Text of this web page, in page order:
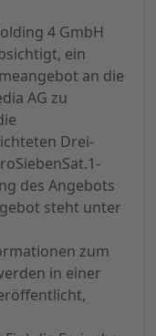
4 GmbH
ein
an die
AG zu
Drei-
des Angebots
steht unter
zum
in einer